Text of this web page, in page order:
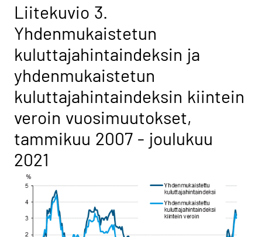
Liitekuvio 3.
Yhdenmukaistetun
kuluttajahintaindeksin ja
yhdenmukaistetun
kuluttajahintaindeksin kiintein
veroin vuosimuutokset,
tammikuu 2007 - joulukuu
2021